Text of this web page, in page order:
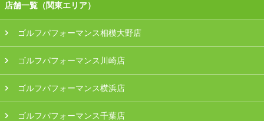
店舗一覧（関東エリア）
ゴルフパフォーマンス相模大野店
ゴルフパフォーマンス川崎店
ゴルフパフォーマンス横浜店
ゴルフパフォーマンス千葉店